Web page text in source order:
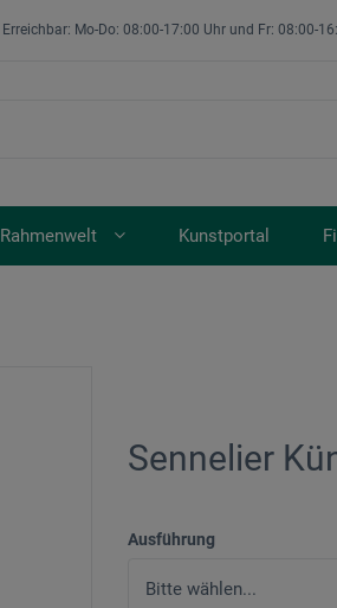
Erreichbar: Mo-Do: 08:00-17:00 Uhr und Fr: 08:00-
Rahmenwelt Kunstportal
Sennelier
Ausführung